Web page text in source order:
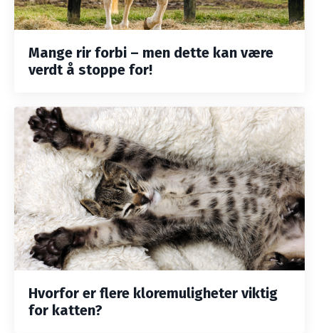
Mange rir forbi – men dette kan være
verdt å stoppe for!
Hvorfor er flere kloremuligheter viktig
for katten?